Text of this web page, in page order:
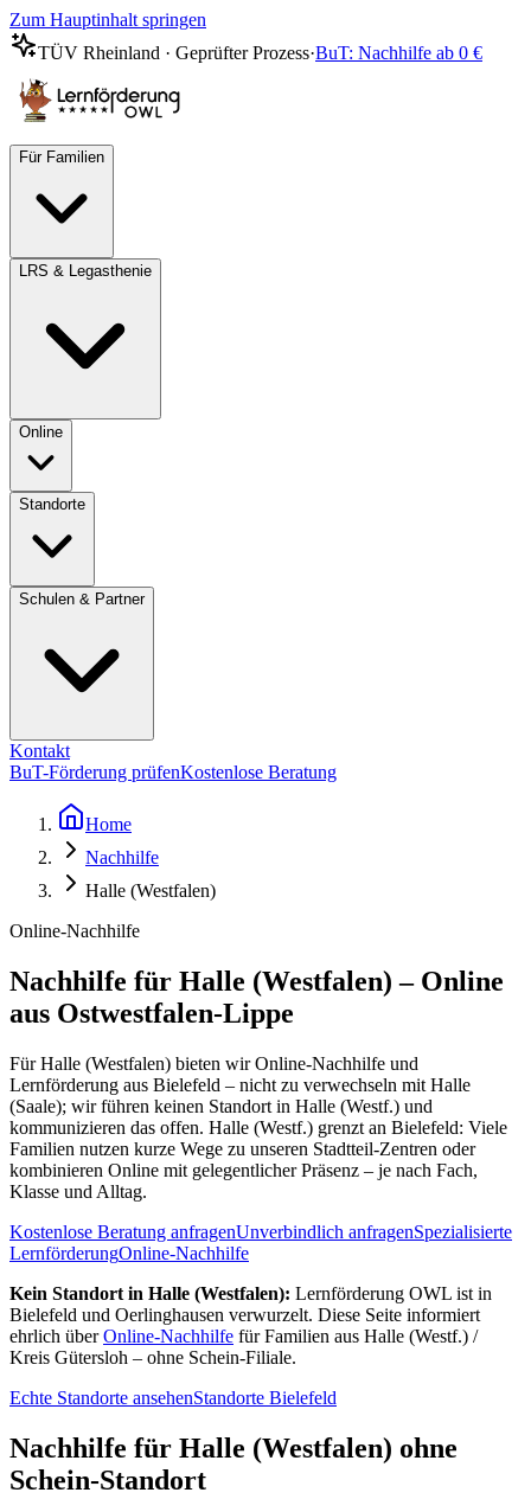
Zum Hauptinhalt springen
TÜV Rheinland · Geprüfter Prozess·BuT: Nachhilfe ab 0 €
Für Familien
LRS & Legasthenie
Online
Standorte
Schulen & Partner
Kontakt
BuT-Förderung prüfenKostenlose Beratung
Home
Nachhilfe
Halle (Westfalen)
Online-Nachhilfe
Nachhilfe für Halle (Westfalen) – Online
aus Ostwestfalen-Lippe
Für Halle (Westfalen) bieten wir Online-Nachhilfe und
Lernförderung aus Bielefeld – nicht zu verwechseln mit Halle
(Saale); wir führen keinen Standort in Halle (Westf.) und
kommunizieren das offen. Halle (Westf.) grenzt an Bielefeld: Viele
Familien nutzen kurze Wege zu unseren Stadtteil-Zentren oder
kombinieren Online mit gelegentlicher Präsenz – je nach Fach,
Klasse und Alltag.
Kostenlose Beratung anfragenUnverbindlich anfragenSpezialisierte
LernförderungOnline-Nachhilfe
Kein Standort in Halle (Westfalen): Lernförderung OWL ist in
Bielefeld und Oerlinghausen verwurzelt. Diese Seite informiert
ehrlich über Online-Nachhilfe für Familien aus Halle (Westf.) /
Kreis Gütersloh – ohne Schein-Filiale.
Echte Standorte ansehenStandorte Bielefeld
Nachhilfe für Halle (Westfalen) ohne
Schein-Standort